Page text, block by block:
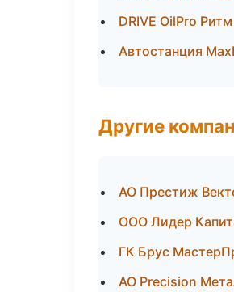
DRIVE OilPro
Автостанция
Другие
АО Престиж
ООО Лидер
ГК Брус
АО Precision